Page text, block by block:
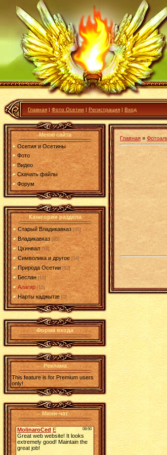
Главная | Фото Осетии | Регистрация | Вход
Меню сайта
Осетия и Осетины
Фото
Видео
Скачать файлы
Форум
Категории раздела
Старый Владикавказ [35]
Владикавказ [95]
Цхинвал [16]
Символика и другое [34]
Природа Осетии [52]
Беслан [15]
Алагир [15]
Нарты каджытæ [0]
Форма входа
Реклама
This feature is for Premium users
only!
Мини-чат
Главная »